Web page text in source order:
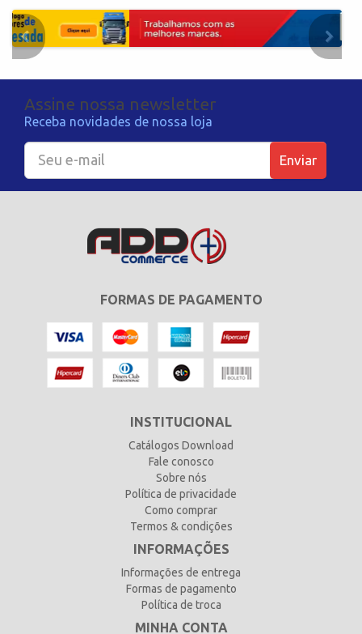
Assine nossa newsletter
Receba novidades de nossa loja
Enviar
FORMAS DE PAGAMENTO
INSTITUCIONAL
Catálogos Download
Fale conosco
Sobre nós
Política de privacidade
Como comprar
Termos & condições
INFORMAÇÕES
Informações de entrega
Formas de pagamento
Política de troca
MINHA CONTA